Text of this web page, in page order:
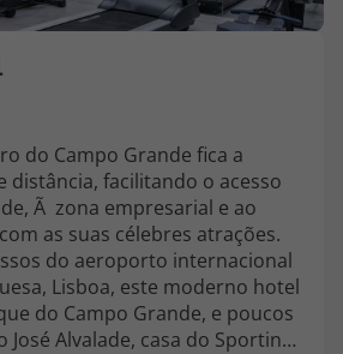
para a rede fixa nacional.
Atlântico tem a preocupação de estar
maior comodidade e total facilidade
tem ainda ao seu dispor o nosso call
dias úteis das 10:00 às 20:00 e Sábado
do Campo Grande fica a
distância, facilitando o acesso
Ã zona empresarial e ao
as suas célebres atrações.
do aeroporto internacional
Lisboa, este moderno hotel
do Campo Grande, e poucos
José Alvalade, casa do Sporting